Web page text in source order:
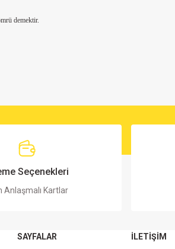
demektir.
Seçenekleri
Anlaşmalı Kartlar
SAYFALAR İLETİŞİM